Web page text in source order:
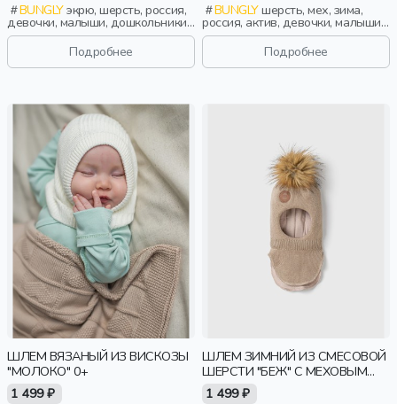
BUNGLYэкрю, шерсть, россия,
девочки, малыши, дошкольники,
дети
Подробнее
BUNGLYшерсть, мех, зима,
россия, актив, девочки, малыши,
дошкольники, дети
Подробнее
ШЛЕМ ВЯЗАНЫЙ ИЗ ВИСКОЗЫ
"МОЛОКО" 0+
1 499 ₽
ШЛЕМ ЗИМНИЙ ИЗ СМЕСОВОЙ
ШЕРСТИ "БЕЖ" С МЕХОВЫМ
ПОМПОНОМ
1 499 ₽